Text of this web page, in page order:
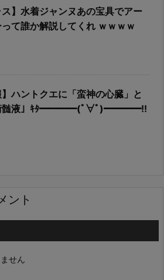
ス】水着ジャンヌあの宝具でアー
て誰か解説してくれ ｗｗｗｗ
】ハントクエに「蛮神の心臓」と
髄液」ｷﾀ━━━━(ﾟ∀ﾟ)━━━━!!
ント
せん